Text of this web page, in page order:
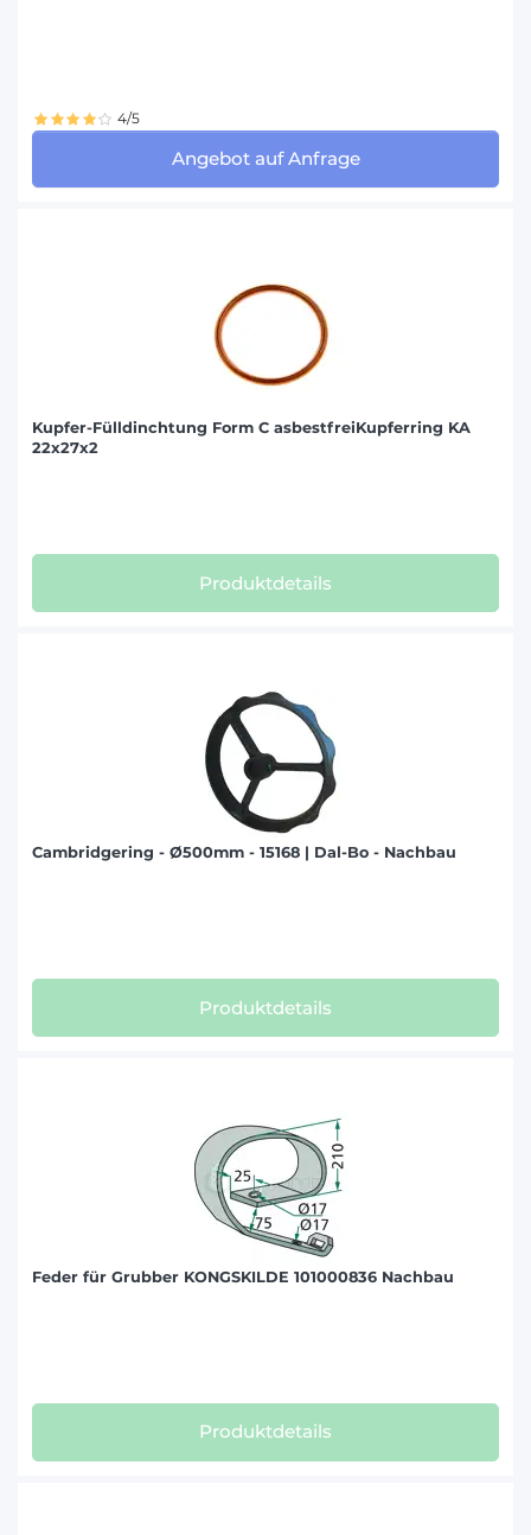
4/5
Angebot auf Anfrage
Kupfer-Fülldinchtung Form C asbestfreiKupferring KA
22x27x2
Produktdetails
Cambridgering - Ø500mm - 15168 | Dal-Bo - Nachbau
Produktdetails
Feder für Grubber KONGSKILDE 101000836 Nachbau
Produktdetails